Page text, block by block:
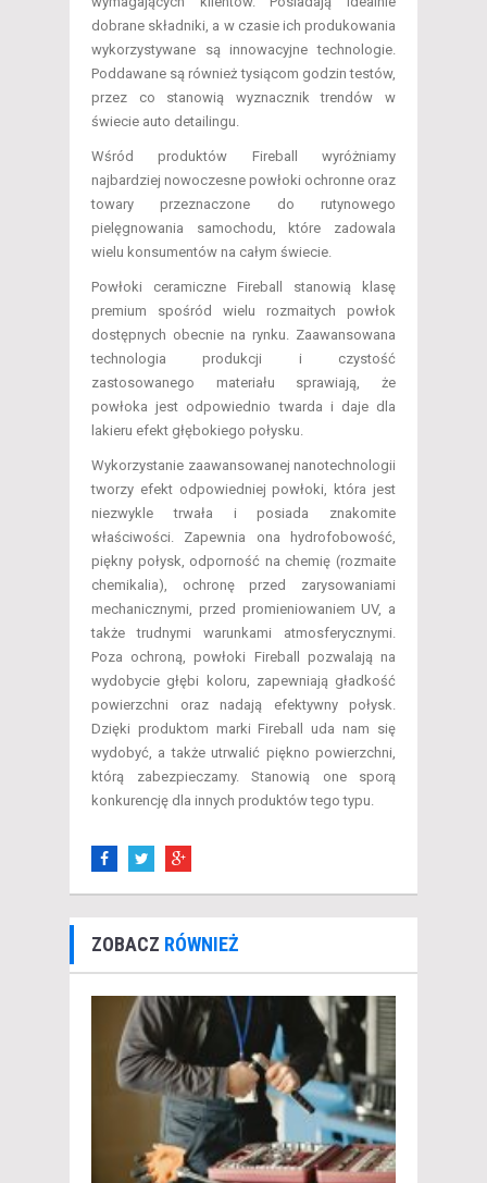
dobrane składniki, a w czasie ich produkowania
wykorzystywane są innowacyjne technologie.
Poddawane są również tysiącom godzin testów,
przez co stanowią wyznacznik trendów w
świecie auto detailingu.
Wśród produktów Fireball wyróżniamy
najbardziej nowoczesne powłoki ochronne oraz
towary przeznaczone do rutynowego
pielęgnowania samochodu, które zadowala
wielu konsumentów na całym świecie.
Powłoki ceramiczne Fireball stanowią klasę
premium spośród wielu rozmaitych powłok
dostępnych obecnie na rynku. Zaawansowana
technologia produkcji i czystość
zastosowanego materiału sprawiają, że
powłoka jest odpowiednio twarda i daje dla
lakieru efekt głębokiego połysku.
Wykorzystanie zaawansowanej nanotechnologii
tworzy efekt odpowiedniej powłoki, która jest
niezwykle trwała i posiada znakomite
właściwości. Zapewnia ona hydrofobowość,
piękny połysk, odporność na chemię (rozmaite
chemikalia), ochronę przed zarysowaniami
mechanicznymi, przed promieniowaniem UV, a
także trudnymi warunkami atmosferycznymi.
Poza ochroną, powłoki Fireball pozwalają na
wydobycie głębi koloru, zapewniają gładkość
powierzchni oraz nadają efektywny połysk.
Dzięki produktom marki Fireball uda nam się
wydobyć, a także utrwalić piękno powierzchni,
którą zabezpieczamy. Stanowią one sporą
konkurencję dla innych produktów tego typu.
ZOBACZ RÓWNIEŻ